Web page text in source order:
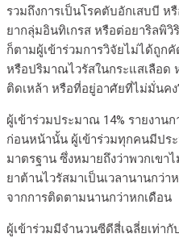
รวมถึงการเป็นโรคตับอักเสบบี
ยากลุ่มอินทิเกรส หรือต่อยาริลพิวิ
ก็ตามผู้เข้าร่วมการวิจัยไม่ได้ถูก
หรือปริมาณไวรัสในกระแสเลือด
ติดเหล้า หรือที่อยู่อาศัยที่ไม่มั่นคง
ผู้เข้าร่วมประมาณ 14% รายงา
ก่อนหน้านั้น ผู้เข้าร่วมทุกคนมีปร
มาตรฐาน ซึ่งหมายถึงว่าพวกเขา
ยาต้านไวรัสมาเป็นเวลานานกว่
จากการติดตามนานกว่าหกเดือน
ผู้เข้าร่วมมีจำนวนซีดีสี่เฉลี่ยเท่า